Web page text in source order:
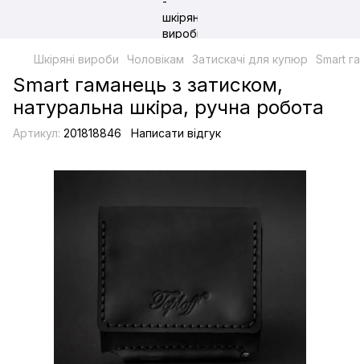
Шкіряні вироби Чоловікам Затискачі для купюр Smart
Smart гаманець з затиском,
натуральна шкіра, ручна робота
Артикул: 201818846 Написати відгук